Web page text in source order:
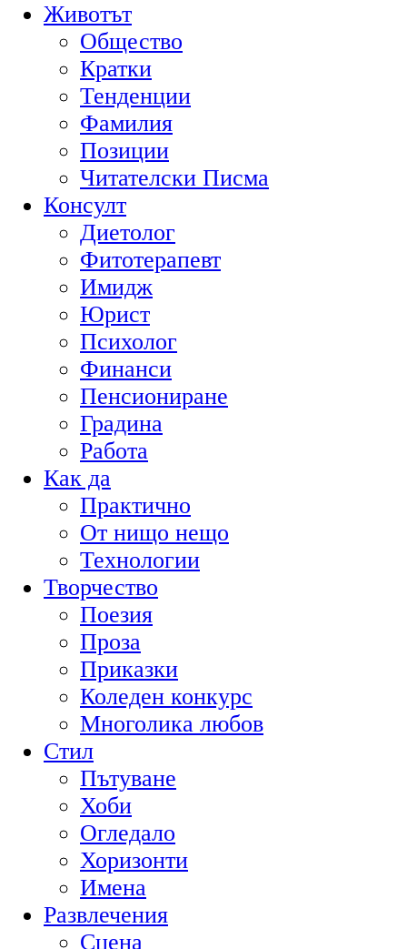
Животът
Общество
Кратки
Тенденции
Фамилия
Позиции
Читателски Писма
Консулт
Диетолог
Фитотерапевт
Имидж
Юрист
Психолог
Финанси
Пенсиониране
Градина
Работа
Как да
Практично
От нищо нещо
Технологии
Творчество
Поезия
Проза
Приказки
Коледен конкурс
Многолика любов
Стил
Пътуване
Хоби
Огледало
Хоризонти
Имена
Развлечения
Сцена